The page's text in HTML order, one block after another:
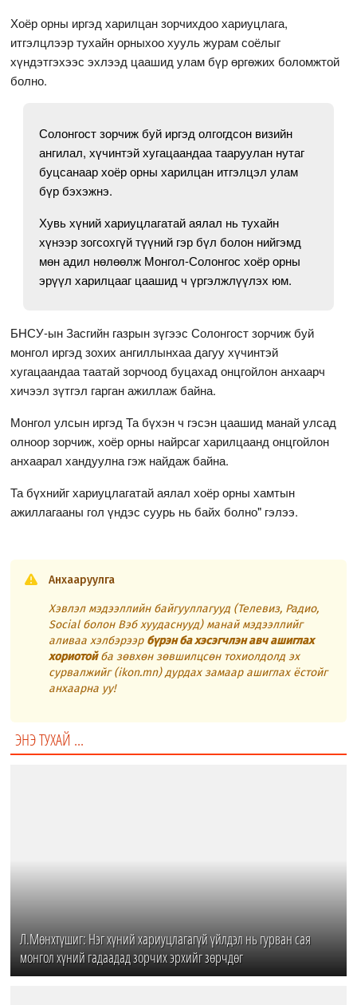
Хоёр орны иргэд харилцан зорчихдоо хариуцлага,
итгэлцлээр тухайн орныхоо хууль журам соёлыг
хүндэтгэхээс эхлээд цаашид улам бүр өргөжих боломжтой
болно.
Солонгост зорчиж буй иргэд олгогдсон визийн
ангилал, хүчинтэй хугацаандаа тааруулан нутаг
буцсанаар хоёр орны харилцан итгэлцэл улам
бүр бэхэжнэ.
Хувь хүний хариуцлагатай аялал нь тухайн
хүнээр зогсохгүй түүний гэр бүл болон нийгэмд
мөн адил нөлөөлж Монгол-Солонгос хоёр орны
эрүүл харилцааг цаашид ч үргэлжлүүлэх юм.
БНСУ-ын Засгийн газрын зүгээс Солонгост зорчиж буй
монгол иргэд зохих ангиллынхаа дагуу хүчинтэй
хугацаандаа таатай зорчоод буцахад онцгойлон анхаарч
хичээл зүтгэл гарган ажиллаж байна.
Монгол улсын иргэд Та бүхэн ч гэсэн цаашид манай улсад
олноор зорчиж, хоёр орны найрсаг харилцаанд онцгойлон
анхаарал хандуулна гэж найдаж байна.
Та бүхнийг хариуцлагатай аялал хоёр орны хамтын
ажиллагааны гол үндэс суурь нь байх болно" гэлээ.
Анхааруулга
Хэвлэл мэдээллийн байгууллагууд (Телевиз, Радио,
Social болон Вэб хуудаснууд) манай мэдээллийг
аливаа хэлбэрээр бүрэн ба хэсэгчлэн авч ашиглах
хориотойба зөвхөн зөвшилцсөн тохиолдолд эх
сурвалжийг (ikon.mn) дурдах замаар ашиглах ёстойг
анхаарна уу!
ЭНЭ ТУХАЙ ...
Л.Мөнхтүшиг: Нэг хүний хариуцлагагүй үйлдэл нь гурван сая
монгол хүний гадаадад зорчих эрхийг зөрчдөг